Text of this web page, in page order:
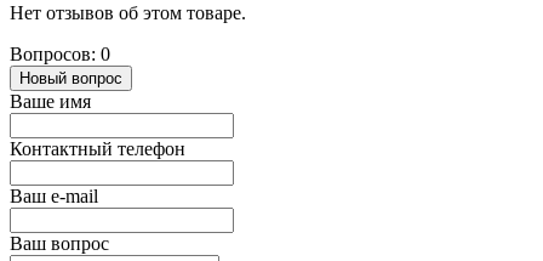
Нет отзывов об этом товаре.
Вопросов: 0
Новый вопрос
Ваше имя
Контактный телефон
Ваш e-mail
Ваш вопрос